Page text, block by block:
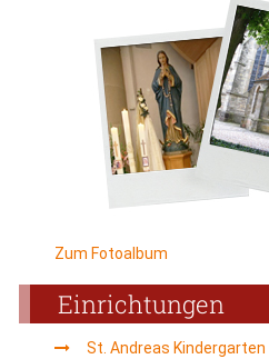
Zum Fotoalbum
Einrichtungen
St. Andreas Kindergarten